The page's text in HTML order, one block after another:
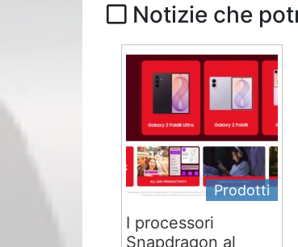
Notizie che
Prodotti
I processori
Snapdragon al